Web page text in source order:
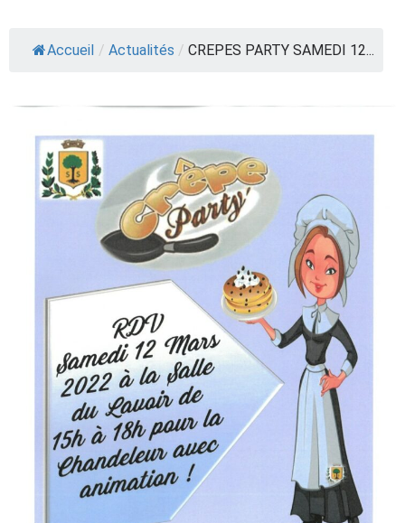
Accueil / Actualités / CREPES PARTY SAMEDI 12...